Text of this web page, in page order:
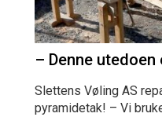
– Denne
Slettens Vøling AS
pyramidetak! – Vi